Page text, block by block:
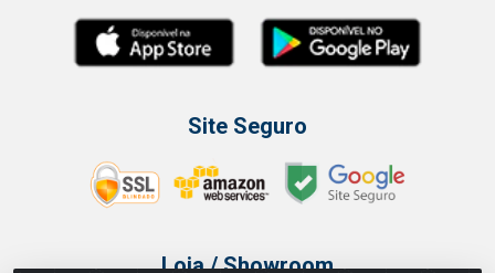
Site Seguro
Loja / Showroom